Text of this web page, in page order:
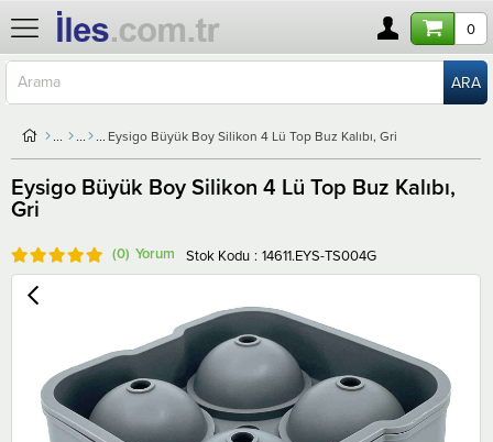
0
Eysigo Büyük Boy Silikon 4 Lü Top Buz Kalıbı, Gri
Eysigo Büyük Boy Silikon 4 Lü Top Buz Kalıbı,
Gri
(0) Stok Kodu 14611.EYS-TS004G